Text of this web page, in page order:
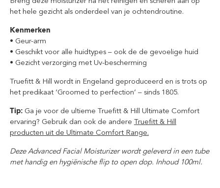
het hele gezicht als onderdeel van je ochtendroutine.
Kenmerken
• Geur-arm
• Geschikt voor alle huidtypes – ook de de gevoelige huid
• Gezicht verzorging met Uv-bescherming
Truefitt & Hill wordt in Engeland geproduceerd en is trots op
het predikaat ‘Groomed to perfection’ – sinds 1805.
Tip: Ga je voor de ultieme Truefitt & Hill Ultimate Comfort
ervaring? Gebruik dan ook de andere Truefitt & Hill
producten uit de Ultimate Comfort Range.
Deze Advanced Facial Moisturizer wordt geleverd in een tube
met handig en hygiënische flip to open dop. Inhoud 100ml.